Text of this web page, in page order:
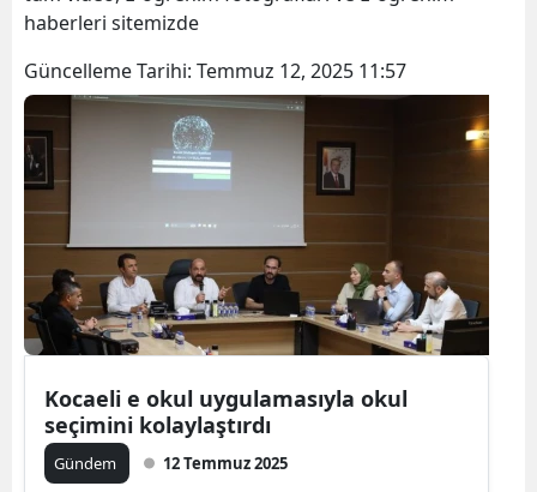
haberleri sitemizde
Güncelleme Tarihi: Temmuz 12, 2025 11:57
Kocaeli e okul uygulamasıyla okul
seçimini kolaylaştırdı
Gündem 12 Temmuz 2025